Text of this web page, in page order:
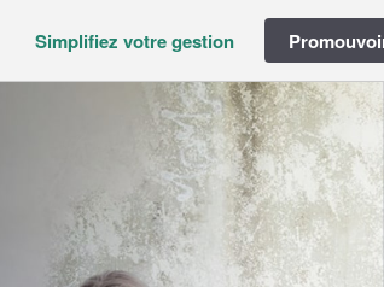
Simplifiez votre gestion